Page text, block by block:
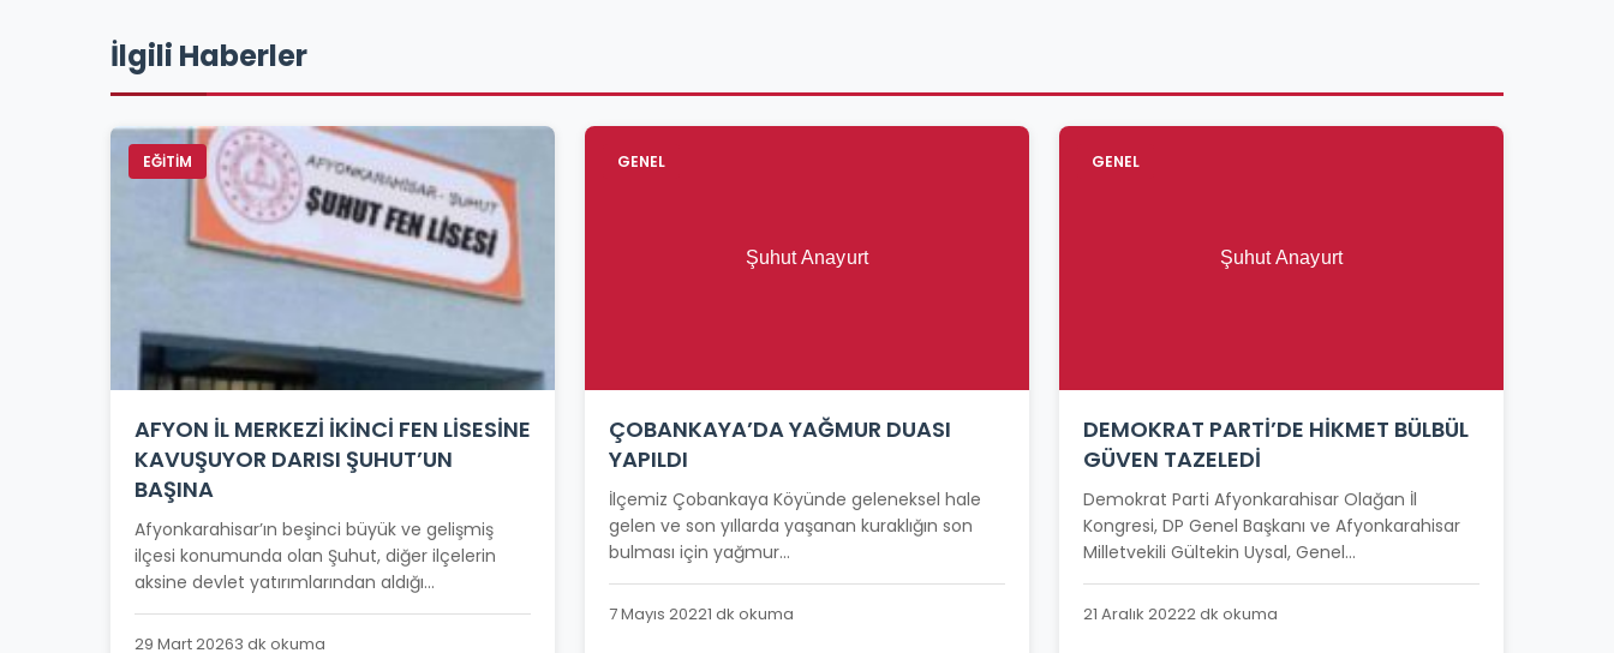
İlgili Haberler
EĞİTİM
AFYON İL MERKEZİ İKİNCİ FEN LİSESİNE
KAVUŞUYOR DARISI ŞUHUT’UN
BAŞINA
Afyonkarahisar’ın beşinci büyük ve gelişmiş
ilçesi konumunda olan Şuhut, diğer ilçelerin
aksine devlet yatırımlarından aldığı...
29 Mart 20263 dk okuma
GENEL
ÇOBANKAYA’DA YAĞMUR DUASI
YAPILDI
İlçemiz Çobankaya Köyünde geleneksel hale
gelen ve son yıllarda yaşanan kuraklığın son
bulması için yağmur...
7 Mayıs 20221 dk okuma
GENEL
DEMOKRAT PARTİ’DE HİKMET BÜLBÜL
GÜVEN TAZELEDİ
Demokrat Parti Afyonkarahisar Olağan İl
Kongresi, DP Genel Başkanı ve Afyonkarahisar
Milletvekili Gültekin Uysal, Genel...
21 Aralık 20222 dk okuma